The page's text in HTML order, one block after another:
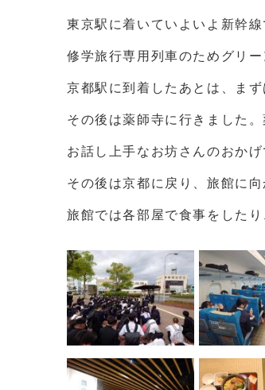
東京駅に着いていよいよ新幹線
修学旅行専用列車のためグリ
京都駅に到着したあとは、ま
その後は薬師寺に行きました
お話し上手なお坊さんのおか
その後は京都に戻り、旅館に向
旅館では各部屋で食事をした